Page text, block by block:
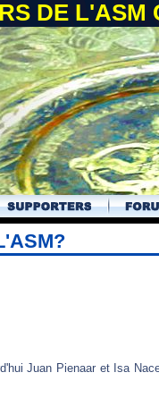
DE L'ASM
Juan Pienaar et Isa